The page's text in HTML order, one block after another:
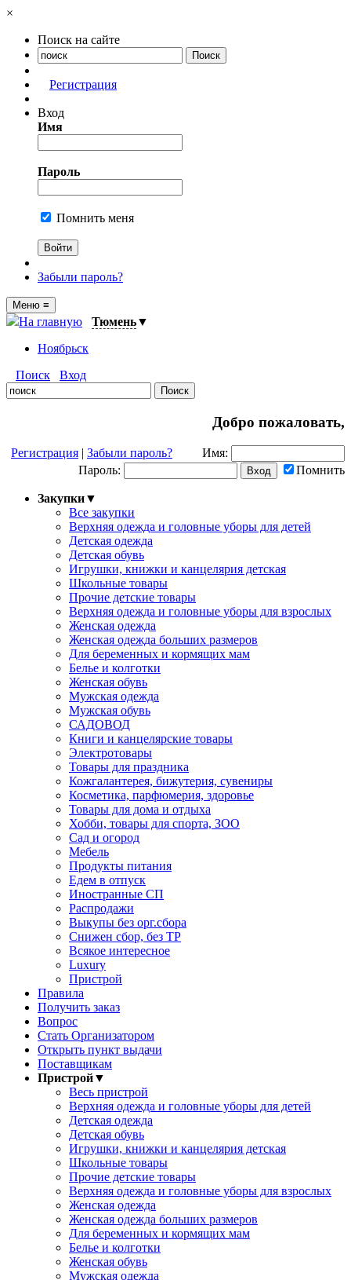
×
Поиск на сайте
Регистрация
Вход
Имя
Пароль
Помнить меня
Забыли пароль?
Меню ≡
На главную Тюмень▼
Ноябрьск
Поиск
Вход
Добро пожаловать,
Регистрация | Забыли пароль?
Имя:
Пароль:
Помнить
Закупки▼
Все закупки
Верхняя одежда и головные уборы для детей
Детская одежда
Детская обувь
Игрушки, книжки и канцелярия детская
Школьные товары
Прочие детские товары
Верхняя одежда и головные уборы для взрослых
Женская одежда
Женская одежда больших размеров
Для беременных и кормящих мам
Белье и колготки
Женская обувь
Мужская одежда
Мужская обувь
САДОВОД
Книги и канцелярские товары
Электротовары
Товары для праздника
Кожгалантерея, бижутерия, сувениры
Косметика, парфюмерия, здоровье
Товары для дома и отдыха
Хобби, товары для спорта, ЗОО
Сад и огород
Мебель
Продукты питания
Едем в отпуск
Иностранные СП
Распродажи
Выкупы без орг.сбора
Снижен сбор, без ТР
Всякое интересное
Luxury
Пристрой
Правила
Получить заказ
Вопрос
Стать Организатором
Открыть пункт выдачи
Поставщикам
Пристрой▼
Весь пристрой
Верхняя одежда и головные уборы для детей
Детская одежда
Детская обувь
Игрушки, книжки и канцелярия детская
Школьные товары
Прочие детские товары
Верхняя одежда и головные уборы для взрослых
Женская одежда
Женская одежда больших размеров
Для беременных и кормящих мам
Белье и колготки
Женская обувь
Мужская одежда